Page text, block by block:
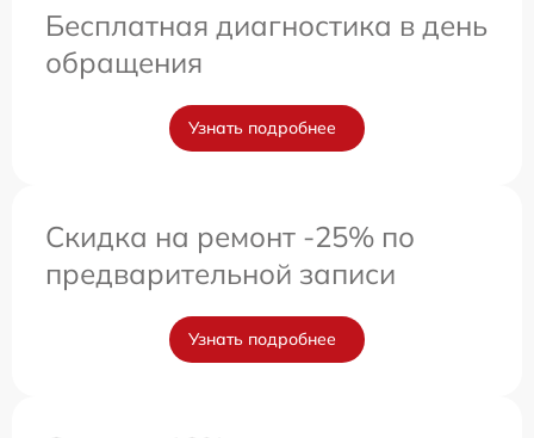
Бесплатная диагностика в день
обращения
Узнать подробнее
Скидка на ремонт -25% по
предварительной записи
Узнать подробнее